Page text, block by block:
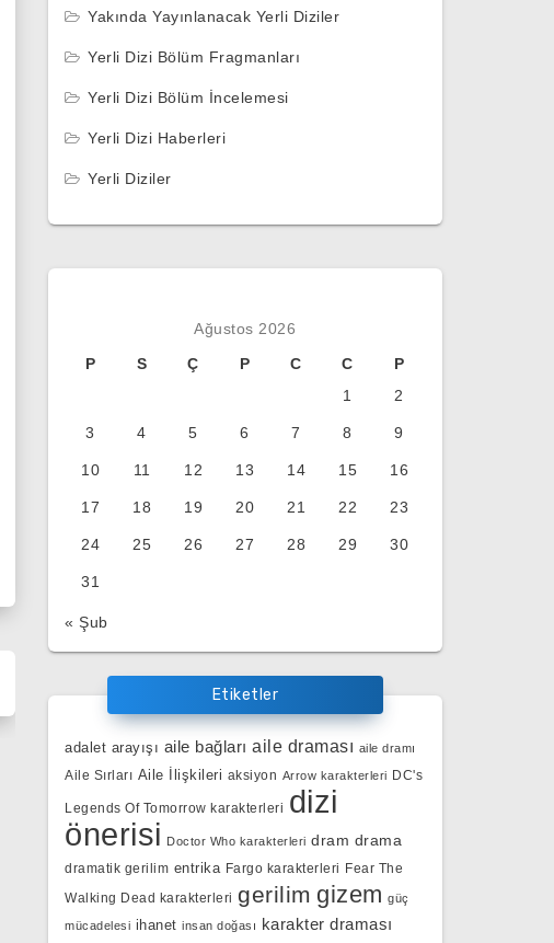
Yakında Yayınlanacak Yerli Diziler
Yerli Dizi Bölüm Fragmanları
Yerli Dizi Bölüm İncelemesi
Yerli Dizi Haberleri
Yerli Diziler
Ağustos 2026
P
S Ç P C C
P
1
2
3 4 5 6 7 8 9
10 11 12 13 14 15 16
17 18 19 20 21 22 23
24 25 26 27 28 29 30
31
« Şub
Etiketler
adalet arayışı aile bağları aile draması aile dramı
Aile Sırları Aile İlişkileri aksiyon Arrow karakterleri DC's
Legends Of Tomorrow karakterleri dizi
önerisi Doctor Who karakterleri dram drama
dramatik gerilim entrika Fargo karakterleri Fear The
Walking Dead karakterleri gerilim gizem güç
mücadelesi ihanet insan doğası karakter draması